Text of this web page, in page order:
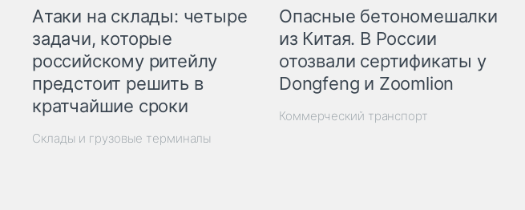
Атаки на склады: четыре
задачи, которые
российскому ритейлу
предстоит решить в
кратчайшие сроки
Склады и грузовые терминалы
Опасные бетономешалки
из Китая. В России
отозвали сертификаты у
Dongfeng и Zoomlion
Коммерческий транспорт